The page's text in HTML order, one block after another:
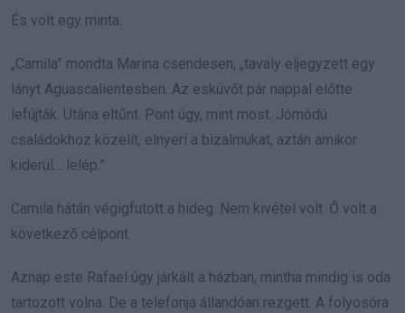
És volt egy minta.
„Camila” mondta Marina csendesen, „tavaly eljegyzett egy
lányt Aguascalientesben. Az esküvőt pár nappal előtte
lefújták. Utána eltűnt. Pont úgy, mint most. Jómódú
családokhoz közelít, elnyeri a bizalmukat, aztán amikor
kiderül… lelép.”
Camila hátán végigfutott a hideg. Nem kivétel volt. Ő volt a
következő célpont.
Aznap este Rafael úgy járkált a házban, mintha mindig is oda
tartozott volna. De a telefonja állandóan rezgett. A folyosóra